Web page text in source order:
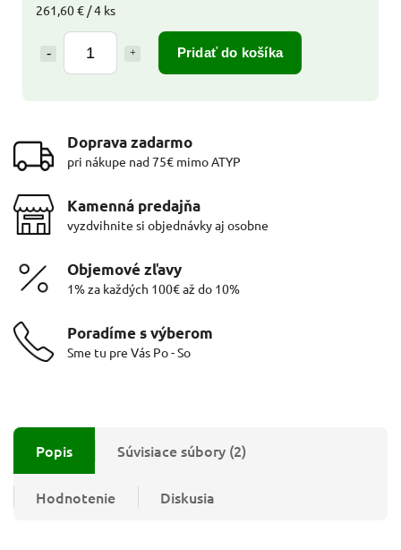
261,60 € / 4 ks
Pridať do košíka
Doprava zadarmo
pri nákupe nad 75€ mimo ATYP
Kamenná predajňa
vyzdvihnite si objednávky aj osobne
Objemové zľavy
1% za každých 100€ až do 10%
Poradíme s výberom
Sme tu pre Vás Po - So
Popis Súvisiace súbory (2)
Hodnotenie Diskusia